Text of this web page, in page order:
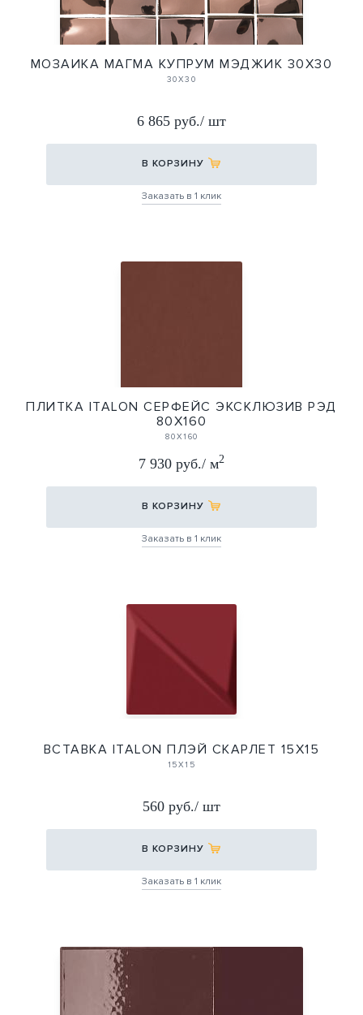
МОЗАИКА МАГМА КУПРУМ МЭДЖИК 30Х30
30Х30
6 865 руб./ шт
В КОРЗИНУ
Заказать в 1 клик
ПЛИТКА ITALON СЕРФЕЙС ЭКСКЛЮЗИВ РЭД
80Х160
80X160
7 930 руб./ м2
В КОРЗИНУ
Заказать в 1 клик
ВСТАВКА ITALON ПЛЭЙ СКАРЛЕТ 15Х15
15Х15
560 руб./ шт
В КОРЗИНУ
Заказать в 1 клик